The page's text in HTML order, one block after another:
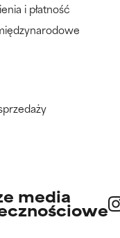
i płatność
media